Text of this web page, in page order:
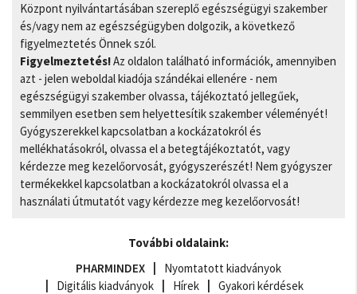
Központ nyilvántartásában szereplő egészségügyi szakember
és/vagy nem az egészségügyben dolgozik, a következő
figyelmeztetés Önnek szól.
Figyelmeztetés!Az oldalon található információk, amennyiben
azt - jelen weboldal kiadója szándékai ellenére - nem
egészségügyi szakember olvassa, tájékoztató jellegűek,
semmilyen esetben sem helyettesítik szakember véleményét!
Gyógyszerekkel kapcsolatban a kockázatokról és
mellékhatásokról, olvassa el a betegtájékoztatót, vagy
kérdezze meg kezelőorvosát, gyógyszerészét! Nem gyógyszer
termékekkel kapcsolatban a kockázatokról olvassa el a
használati útmutatót vagy kérdezze meg kezelőorvosát!
További oldalaink:
PHARMINDEX
Nyomtatott kiadványok
Digitális kiadványok
Hírek Gyakori kérdések